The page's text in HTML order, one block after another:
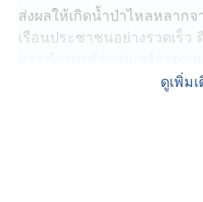
ส่งผลให้เกิดน้ำป่าไหลหลาก
เรือนประชาชนอย่างรวดเร็
ดูเพิ่ม